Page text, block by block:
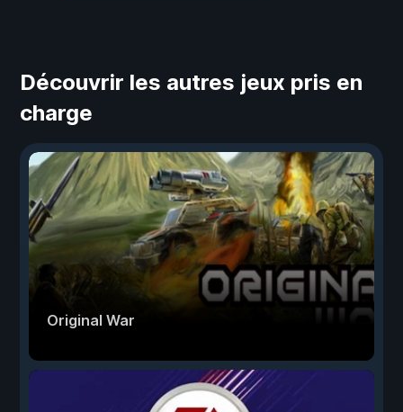
Découvrir les autres jeux pris en
charge
Original War